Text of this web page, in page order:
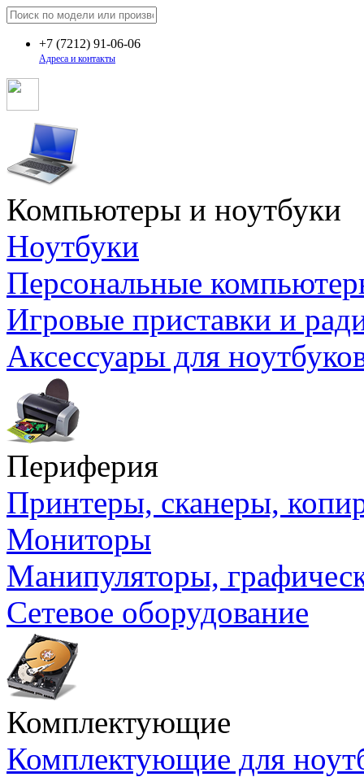
+7 (7212) 91-06-06
Адреса и контакты
Компьютеры и ноутбуки
Ноутбуки
Персональные
Игровые приставки и
Аксессуары для
Периферия
Принтеры, сканеры,
Мониторы
Манипуляторы,
Сетевое оборудование
Комплектующие
Комплектующие для